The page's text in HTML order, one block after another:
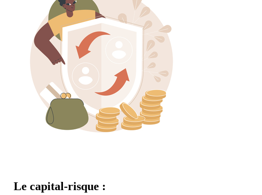
Le capital-risque :